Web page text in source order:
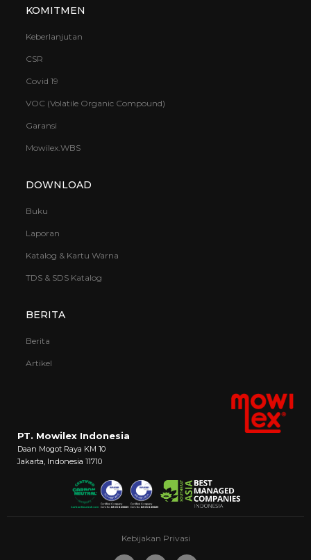
KOMITMEN
Keberlanjutan
CSR
Covid 19
VOC (Volatile Organic Compound)
Garansi
Mowilex.WBS
DOWNLOAD
Buku
Laporan
Katalog & Kartu Warna
TDS & SDS Katalog
BERITA
Berita
Artikel
PT. Mowilex Indonesia
Daan Mogot Raya KM 10
Jakarta, Indonesia 11710
Kebijakan Privasi